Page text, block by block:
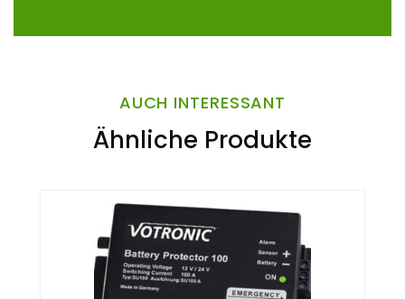
AUCH INTERESSANT
Ähnliche Produkte